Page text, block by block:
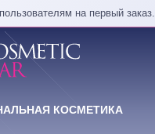
на первый заказ.
КОСМЕТИКА